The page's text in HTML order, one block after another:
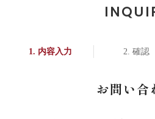
内容入力 確認
お問い合